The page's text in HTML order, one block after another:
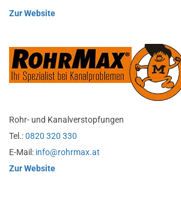
Zur Website
Rohr- und Kanalverstopfungen
Tel.:0820 320 330
E-Mail: info@rohrmax.at
Zur Website